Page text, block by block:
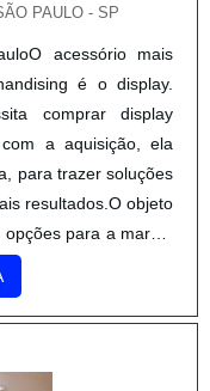
PAULO - SP
acessório mais
é o display.
comprar display
a aquisição, ela
para trazer soluções
resultados.O objeto
para a marca.
a orientação do
sugerir as mel.